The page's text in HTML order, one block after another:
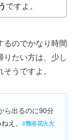
ですよ。
るのでかなり時間
りたい方は、少し
うですよ。
ら出るのに90分
え。 #熊谷花火大